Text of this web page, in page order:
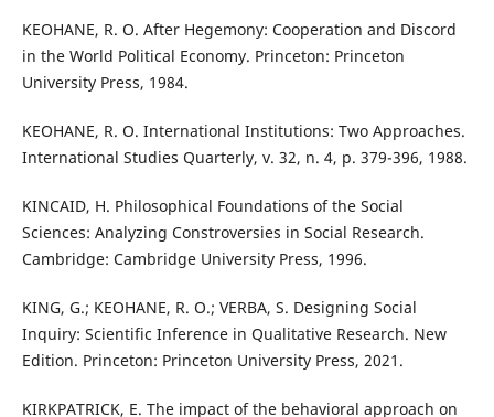
KEOHANE, R. O. After Hegemony: Cooperation and Discord
in the World Political Economy. Princeton: Princeton
University Press, 1984.
KEOHANE, R. O. International Institutions: Two Approaches.
International Studies Quarterly, v. 32, n. 4, p. 379-396, 1988.
KINCAID, H. Philosophical Foundations of the Social
Sciences: Analyzing Constroversies in Social Research.
Cambridge: Cambridge University Press, 1996.
KING, G.; KEOHANE, R. O.; VERBA, S. Designing Social
Inquiry: Scientific Inference in Qualitative Research. New
Edition. Princeton: Princeton University Press, 2021.
KIRKPATRICK, E. The impact of the behavioral approach on